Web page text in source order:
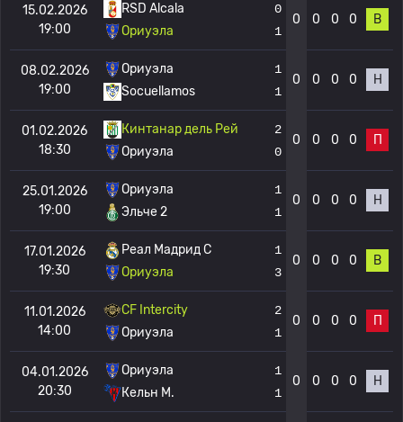
15.02.2026
19:00
RSD Alcala
Ориуэла
0
1
0 0 0 0 В
08.02.2026
19:00
Ориуэла
Socuellamos
1
1
0 0 0 0 Н
01.02.2026
18:30
Кинтанар дель Рей
Ориуэла
2
0
0 0 0 0 П
25.01.2026
19:00
Ориуэла
Эльче 2
1
1
0 0 0 0 Н
17.01.2026
19:30
Реал Мадрид C
Ориуэла
1
3
0 0 0 0 В
11.01.2026
14:00
CF Intercity
Ориуэла
2
1
0 0 0 0 П
04.01.2026
20:30
Ориуэла
Кельн М.
1
1
0 0 0 0 Н